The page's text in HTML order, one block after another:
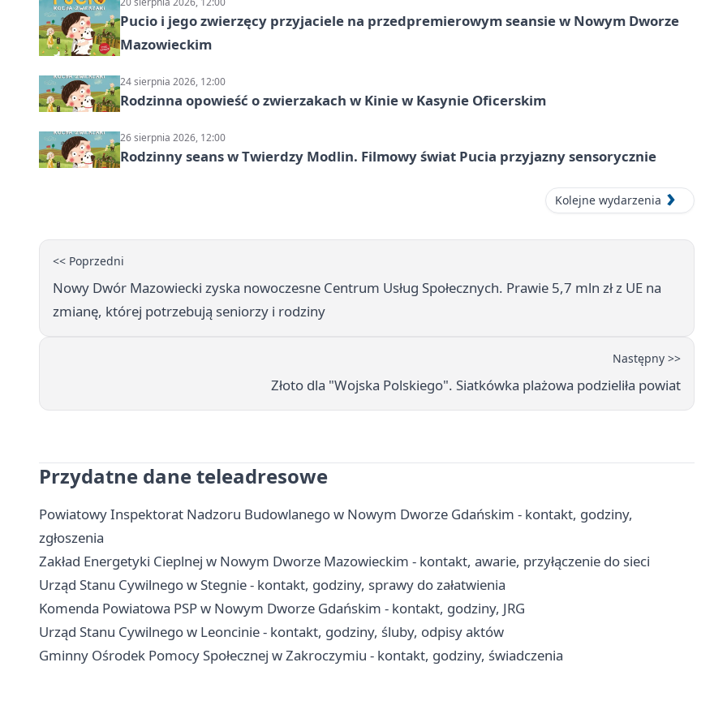
Pucio i jego zwierzęcy przyjaciele na przedpremierowym seansie w Nowym Dworze
Mazowieckim
24 sierpnia 2026, 12:00
Rodzinna opowieść o zwierzakach w Kinie w Kasynie Oficerskim
26 sierpnia 2026, 12:00
Rodzinny seans w Twierdzy Modlin. Filmowy świat Pucia przyjazny sensorycznie
Kolejne wydarzenia
<< Poprzedni
Nowy Dwór Mazowiecki zyska nowoczesne Centrum Usług Społecznych. Prawie 5,7 mln zł z UE na
zmianę, której potrzebują seniorzy i rodziny
Następny >>
Złoto dla "Wojska Polskiego". Siatkówka plażowa podzieliła powiat
Przydatne dane teleadresowe
Powiatowy Inspektorat Nadzoru Budowlanego w Nowym Dworze Gdańskim - kontakt, godziny,
zgłoszenia
Zakład Energetyki Cieplnej w Nowym Dworze Mazowieckim - kontakt, awarie, przyłączenie do sieci
Urząd Stanu Cywilnego w Stegnie - kontakt, godziny, sprawy do załatwienia
Komenda Powiatowa PSP w Nowym Dworze Gdańskim - kontakt, godziny, JRG
Urząd Stanu Cywilnego w Leoncinie - kontakt, godziny, śluby, odpisy aktów
Gminny Ośrodek Pomocy Społecznej w Zakroczymiu - kontakt, godziny, świadczenia